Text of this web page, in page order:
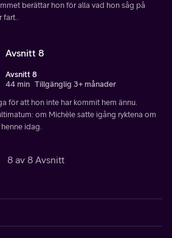
berättar hon för alla vad hon såg på
fart..
Avsnitt 8
Avsnitt 8
44 min Tillgänglig 3+ månader
för att hon inte har kommit hem ännu.
om Michèle satte igång ryktena om
idag.
8 av 8 Avsnitt